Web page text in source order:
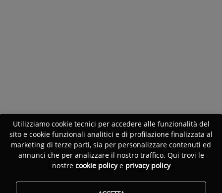
Discipline insegnate
Utilizziamo cookie tecnici per accedere alle funzionalità del
sito e cookie funzionali analitici e di profilazione finalizzata al
marketing di terze parti, sia per personalizzare contenuti ed
annunci che per analizzare il nostro traffico. Qui trovi le
nostre cookie policye privacy policy